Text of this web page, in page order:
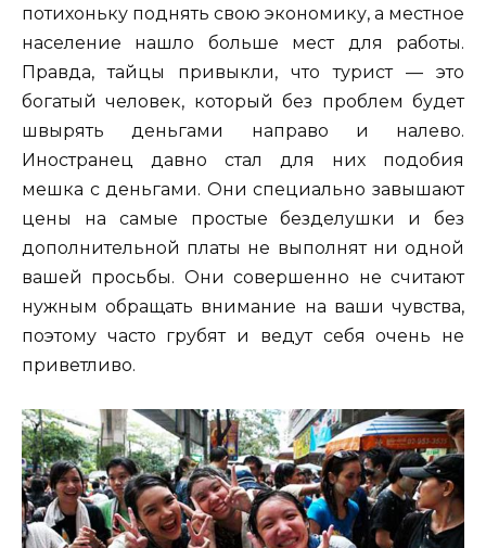
потихоньку поднять свою экономику, а местное
население нашло больше мест для работы.
Правда, тайцы привыкли, что турист — это
богатый человек, который без проблем будет
швырять деньгами направо и налево.
Иностранец давно стал для них подобия
мешка с деньгами. Они специально завышают
цены на самые простые безделушки и без
дополнительной платы не выполнят ни одной
вашей просьбы. Они совершенно не считают
нужным обращать внимание на ваши чувства,
поэтому часто грубят и ведут себя очень не
приветливо.